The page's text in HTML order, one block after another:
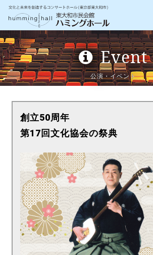
Event
公演・イベント
創立50周年
第17回文化協会の祭典